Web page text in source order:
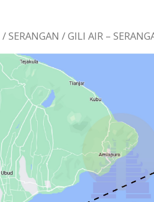
/SERANGAN / GILI AIR –